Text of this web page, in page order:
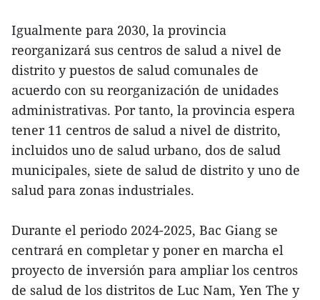
Igualmente para 2030, la provincia
reorganizará sus centros de salud a nivel de
distrito y puestos de salud comunales de
acuerdo con su reorganización de unidades
administrativas. Por tanto, la provincia espera
tener 11 centros de salud a nivel de distrito,
incluidos uno de salud urbano, dos de salud
municipales, siete de salud de distrito y uno de
salud para zonas industriales.
Durante el periodo 2024-2025, Bac Giang se
centrará en completar y poner en marcha el
proyecto de inversión para ampliar los centros
de salud de los distritos de Luc Nam, Yen The y